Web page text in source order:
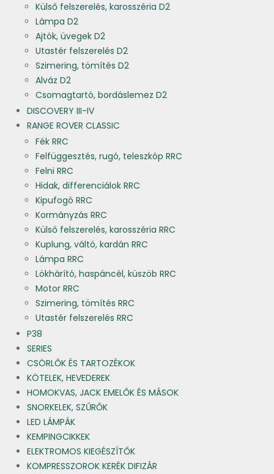
Külső felszerelés, karosszéria D2
Lámpa D2
Ajtók, üvegek D2
Utastér felszerelés D2
Szimering, tömítés D2
Alváz D2
Csomagtartó, bordáslemez D2
DISCOVERY III-IV
RANGE ROVER CLASSIC
Fék RRC
Felfüggesztés, rugó, teleszkóp RRC
Felni RRC
Hidak, differenciálok RRC
Kipufogó RRC
Kormányzás RRC
Külső felszerelés, karosszéria RRC
Kuplung, váltó, kardán RRC
Lámpa RRC
Lökhárító, haspáncél, küszöb RRC
Motor RRC
Szimering, tömítés RRC
Utastér felszerelés RRC
P38
SERIES
CSÖRLŐK ÉS TARTOZÉKOK
KÖTELEK, HEVEDEREK
HOMOKVAS, JACK EMELŐK ÉS MÁSOK
SNORKELEK, SZŰRŐK
LED LÁMPÁK
KEMPINGCIKKEK
ELEKTROMOS KIEGÉSZÍTŐK
KOMPRESSZOROK KERÉK DIFIZÁR